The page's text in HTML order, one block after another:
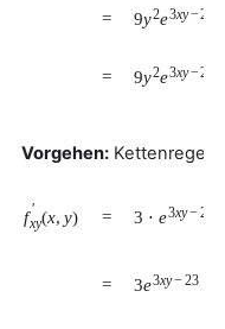
= 9y2e3xy−23
= 9y2e3xy−23
Vorgehen: Kettenregel
f ′
xy(x, y) = 3 ⋅ e3xy−23
= 3e3xy−23